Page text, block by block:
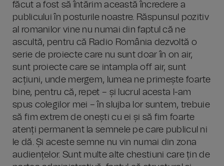
făcut a fost să întărim această încredere a
publicului în posturile noastre. Răspunsul pozitiv
al romanilor vine nu numai din faptul că ne
ascultă, pentru că Radio România dezvoltă o
serie de proiecte care nu sunt doar în on air,
sunt proiecte care se intampla off air, sunt
acțiuni, unde mergem, lumea ne primește foarte
bine, pentru că, repet – și lucrul acesta l-am
spus colegilor mei – în slujba lor suntem, trebuie
să fim extrem de onești cu ei și să fim foarte
atenți permanent la semnele pe care publicul ni
le dă. Și aceste semne nu vin numai din zona
audiențelor. Sunt multe alte chestiuni care țin de